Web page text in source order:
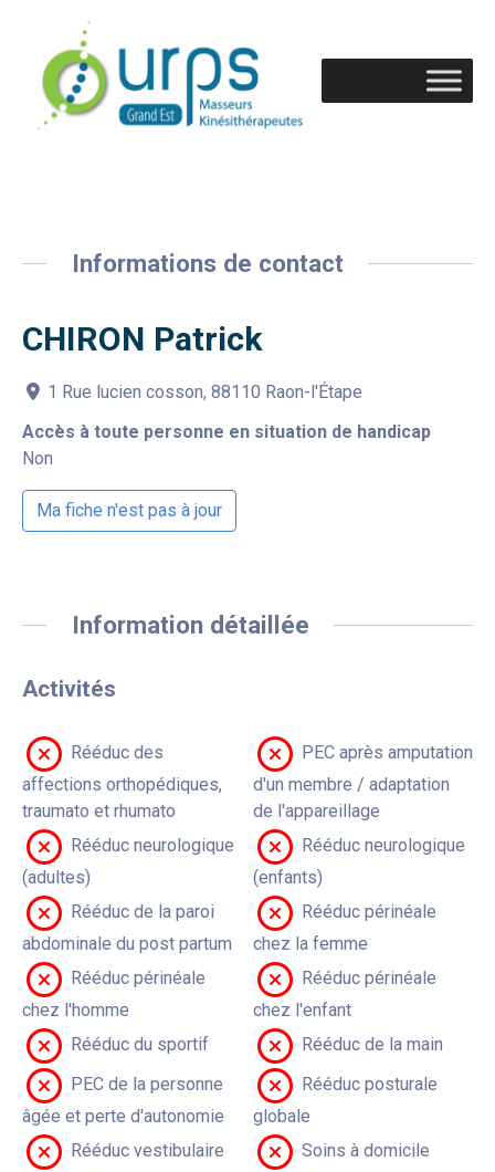
Informations de contact
CHIRON Patrick
1 Rue lucien cosson, 88110 Raon-l'Étape
Accès à toute personne en situation de handicap
Non
Ma fiche n'est pas à jour
Information détaillée
Activités
Rééduc des
affections orthopédiques,
traumato et rhumato
PEC après amputation
d'un membre / adaptation
de l'appareillage
Rééduc neurologique
(adultes)
Rééduc neurologique
(enfants)
Rééduc de la paroi
abdominale du post partum
Rééduc périnéale
chez la femme
Rééduc périnéale
chez l'homme
Rééduc périnéale
chez l'enfant
Rééduc du sportif
Rééduc de la main
PEC de la personne
âgée et perte d'autonomie
Rééduc posturale
globale
Rééduc vestibulaire
Soins à domicile